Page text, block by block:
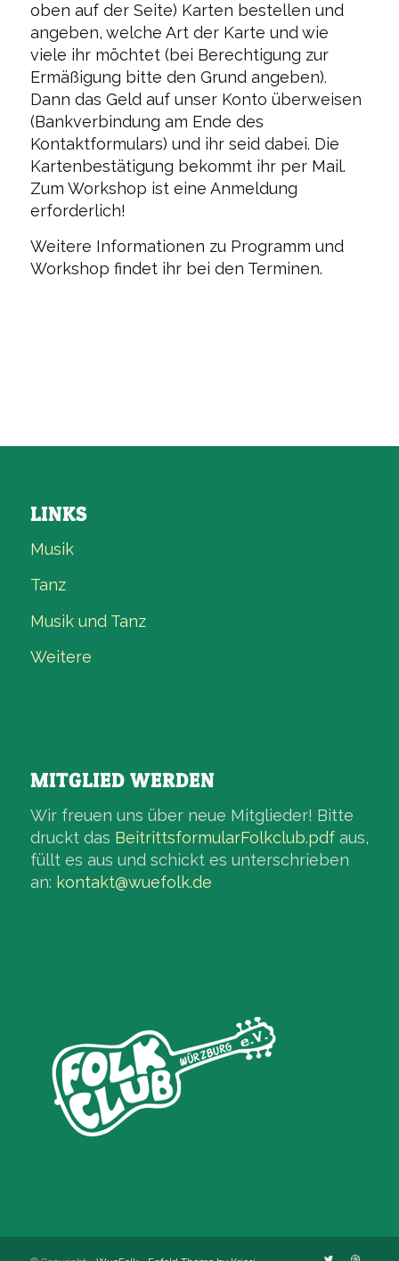
oben auf der Seite) Karten bestellen und
angeben, welche Art der Karte und wie
viele ihr möchtet (bei Berechtigung zur
Ermäßigung bitte den Grund angeben).
Dann das Geld auf unser Konto überweisen
(Bankverbindung am Ende des
Kontaktformulars) und ihr seid dabei. Die
Kartenbestätigung bekommt ihr per Mail.
Zum Workshop ist eine Anmeldung
erforderlich!
Weitere Informationen zu Programm und
Workshop findet ihr bei den Terminen.
LINKS
Musik
Tanz
Musik und Tanz
Weitere
MITGLIED WERDEN
Wir freuen uns über neue Mitglieder! Bitte
druckt das BeitrittsformularFolkclub.pdfaus,
füllt es aus und schickt es unterschrieben
an: kontakt@wuefolk.de